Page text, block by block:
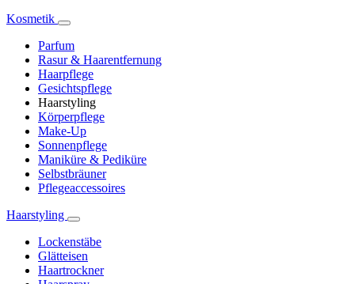
Kosmetik
Parfum
Rasur & Haarentfernung
Haarpflege
Gesichtspflege
Haarstyling
Körperpflege
Make-Up
Sonnenpflege
Maniküre & Pediküre
Selbstbräuner
Pflegeaccessoires
Haarstyling
Lockenstäbe
Glätteisen
Haartrockner